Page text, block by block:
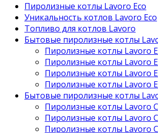
Пиролизные котлы Lavoro Eco
Уникальность котлов Lavoro Eco
Топливо для котлов Lavoro
Бытовые пиролизные котлы
Пиролизные котлы Lavoro
Пиролизные котлы Lavoro
Пиролизные котлы Lavoro
Пиролизные котлы Lavoro
Бытовые пиролизные котлы
Пиролизные котлы Lavoro
Пиролизные котлы Lavoro
Пиролизные котлы Lavoro